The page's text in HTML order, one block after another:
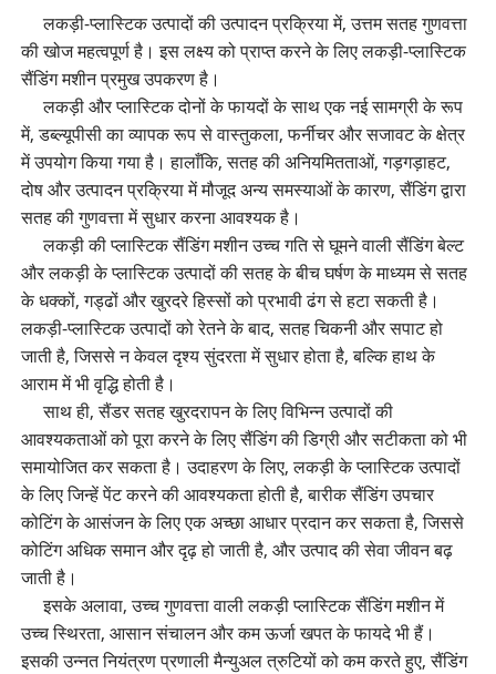
लकड़ी-प्लास्टिक उत्पादों की उत्पादन प्रक्रिया में, उत्तम सतह गुणवत्ता
की खोज महत्वपूर्ण है। इस लक्ष्य को प्राप्त करने के लिए लकड़ी-प्लास्टिक
सैंडिंग मशीन प्रमुख उपकरण है।
लकड़ी और प्लास्टिक दोनों के फायदों के साथ एक नई सामग्री के रूप
में, डब्ल्यूपीसी का व्यापक रूप से वास्तुकला, फर्नीचर और सजावट के क्षेत्र
में उपयोग किया गया है। हालाँकि, सतह की अनियमितताओं, गड़गड़ाहट,
दोष और उत्पादन प्रक्रिया में मौजूद अन्य समस्याओं के कारण, सैंडिंग द्वारा
सतह की गुणवत्ता में सुधार करना आवश्यक है।
लकड़ी की प्लास्टिक सैंडिंग मशीन उच्च गति से घूमने वाली सैंडिंग बेल्ट
और लकड़ी के प्लास्टिक उत्पादों की सतह के बीच घर्षण के माध्यम से सतह
के धक्कों, गड्ढों और खुरदरे हिस्सों को प्रभावी ढंग से हटा सकती है।
लकड़ी-प्लास्टिक उत्पादों को रेतने के बाद, सतह चिकनी और सपाट हो
जाती है, जिससे न केवल दृश्य सुंदरता में सुधार होता है, बल्कि हाथ के
आराम में भी वृद्धि होती है।
साथ ही, सैंडर सतह खुरदरापन के लिए विभिन्न उत्पादों की
आवश्यकताओं को पूरा करने के लिए सैंडिंग की डिग्री और सटीकता को भी
समायोजित कर सकता है। उदाहरण के लिए, लकड़ी के प्लास्टिक उत्पादों
के लिए जिन्हें पेंट करने की आवश्यकता होती है, बारीक सैंडिंग उपचार
कोटिंग के आसंजन के लिए एक अच्छा आधार प्रदान कर सकता है, जिससे
कोटिंग अधिक समान और दृढ़ हो जाती है, और उत्पाद की सेवा जीवन बढ़
जाती है।
इसके अलावा, उच्च गुणवत्ता वाली लकड़ी प्लास्टिक सैंडिंग मशीन में
उच्च स्थिरता, आसान संचालन और कम ऊर्जा खपत के फायदे भी हैं।
इसकी उन्नत नियंत्रण प्रणाली मैन्युअल त्रुटियों को कम करते हुए, सैंडिंग